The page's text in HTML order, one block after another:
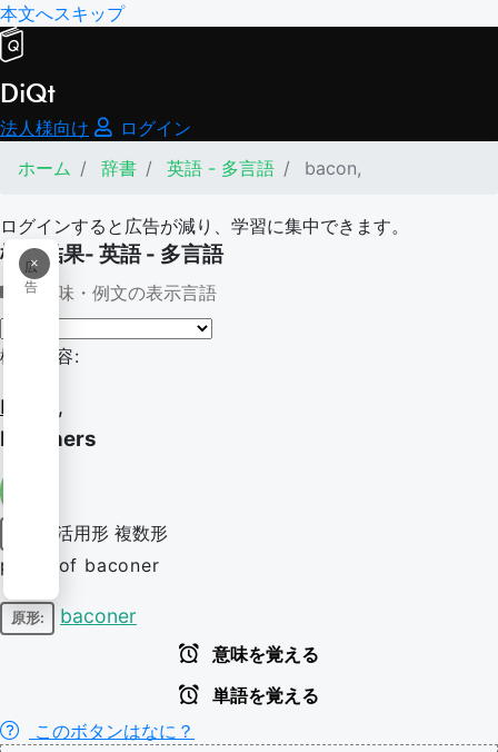
本文へスキップ
DiQt
法人様向け
ログイン
ホーム
辞書 英語 - 多言語 bacon,
ログインすると広告が減り、学習に集中できます。
×
広
告
検索結果- 英語 - 多言語
意味・例文の表示言語
検索内容:
bacon,
baconers
活用形 複数形
plural of baconer
原形: baconer
意味を覚える
単語を覚える
このボタンはなに？